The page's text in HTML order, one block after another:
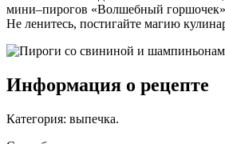
мини–пирогов «Волшебный горшочек»
Не ленитесь, постигайте магию
Информация о рецепте
Категория: выпечка.